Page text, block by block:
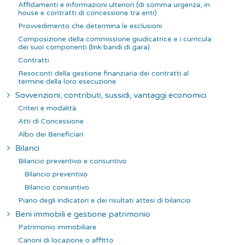
Affidamenti e informazioni ulteriori (di somma urgenza, in
house e contratti di concessione tra enti)
Provvedimento che determina le esclusioni
Composizione della commissione giudicatrice e i curricula
dei suoi componenti (link bandi di gara)
Contratti
Resoconti della gestione finanziaria dei contratti al
termine della loro esecuzione
Sovvenzioni, contributi, sussidi, vantaggi economici
Criteri e modalità
Atti di Concessione
Albo dei Beneficiari
Bilanci
Bilancio preventivo e consuntivo
Bilancio preventivo
Bilancio consuntivo
Piano degli indicatori e dei risultati attesi di bilancio
Beni immobili e gestione patrimonio
Patrimonio immobiliare
Canoni di locazione o affitto